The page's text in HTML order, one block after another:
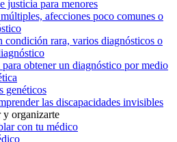
justicia para menores
afecciones poco comunes o
condición rara, varios diagnósticos o
para obtener un diagnóstico por medio
genéticos
las discapacidades invisibles
organizarte
con tu médico